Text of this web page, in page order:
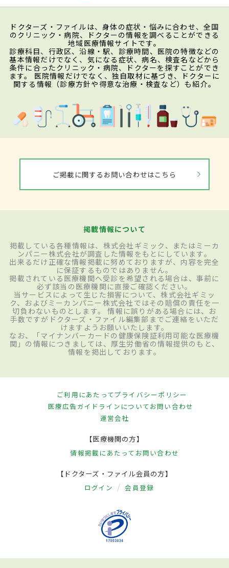
ドクターズ・ファイルは、身体の症状・悩みに合わせ、全国
のクリニック・病院、ドクターの情報を調べることができる
地域医療情報サイトです。
診療科目、行政区、沿線・駅、診療時間、医院の特徴などの
基本情報だけでなく、気になる症状、病名、検査名などから
条件に合ったクリニック・病院、ドクターを探すことができ
ます。 医院情報だけでなく、独自取材に基づき、ドクターに
関する情報（診療方針や得意な治療・検査など）も紹介。
ご掲載に関するお問い合わせはこちら
掲載情報について
掲載している各種情報は、株式会社ギミック、またはミーカ
ンパニー株式会社が調査した情報をもとにしています。
出来るだけ正確な情報掲載に努めておりますが、内容を完全
に保証するものではありません。
掲載されている医療機関へ受診を希望される場合は、事前に
必ず該当の医療機関に直接ご確認ください。
当サービスによって生じた損害について、株式会社ギミッ
ク、およびミーカンパニー株式会社ではその賠償の責任を一
切負わないものとします。 情報に誤りがある場合には、お
手数ですがドクターズ・ファイル編集部までご連絡をいただ
けますようお願いいたします。
なお、「マイナンバーカードの健康保険証利用可能な医療機
関」の情報につきましては、厚生労働省の情報提供のもと、
情報を掲出しております。
ご利用にあたってプライバシーポリシー
医療広告ガイドラインについてお問い合わせ
運営会社
【医療機関の方】
情報掲載にあたって お問い合わせ
【ドクターズ・ファイル会員の方】
ログイン 会員登録